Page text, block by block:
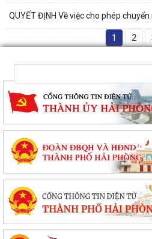
QUYẾT ĐỊNH Về việc cho phép
1 2